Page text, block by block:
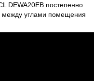
DEWA20EB постепенно
между углами помещения